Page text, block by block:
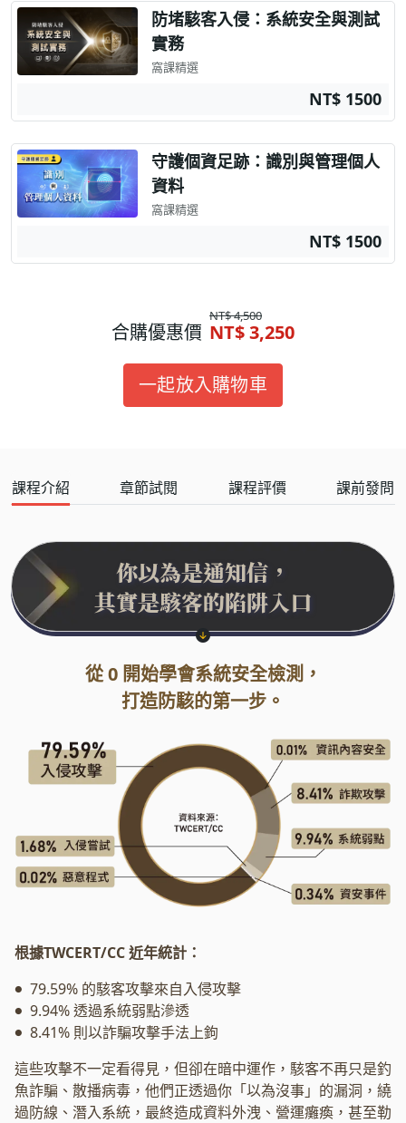
防堵駭客入侵：系統安全與測試
實務
窩課精選
NT$ 1500
守護個資足跡：識別與管理個人
資料
窩課精選
NT$ 1500
合購優惠價
NT$ 4,500
NT$ 3,250
一起放入購物車
課程介紹 章節試閱 課程評價 課前發問
你以為是通知信，
其實是駭客的陷阱入口
●
從 0 開始學會系統安全檢測，
打造防駭的第一步。
根據TWCERT/CC 近年統計：
● 79.59% 的駭客攻擊來自入侵攻擊
● 9.94% 透過系統弱點滲透
●
8.41% 則以詐騙攻擊手法上鉤
這些攻擊不一定看得見，但卻在暗中運作，駭客不再只是釣
魚詐騙、散播病毒，他們正透過你「以為沒事」的漏洞，繞
過防線、潛入系統，最終造成資料外洩、營運癱瘓，甚至勒